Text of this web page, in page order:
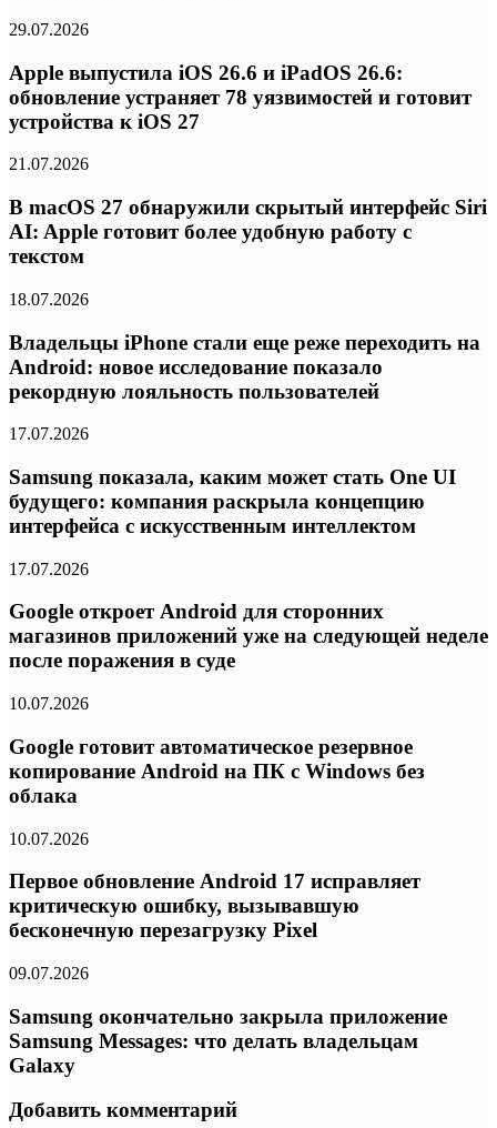
29.07.2026
Apple выпустила iOS 26.6 и iPadOS 26.6:
обновление устраняет 78 уязвимостей и готовит
устройства к iOS 27
21.07.2026
В macOS 27 обнаружили скрытый интерфейс Siri
AI: Apple готовит более удобную работу с
текстом
18.07.2026
Владельцы iPhone стали еще реже переходить на
Android: новое исследование показало
рекордную лояльность пользователей
17.07.2026
Samsung показала, каким может стать One UI
будущего: компания раскрыла концепцию
интерфейса с искусственным интеллектом
17.07.2026
Google откроет Android для сторонних
магазинов приложений уже на следующей неделе
после поражения в суде
10.07.2026
Google готовит автоматическое резервное
копирование Android на ПК с Windows без
облака
10.07.2026
Первое обновление Android 17 исправляет
критическую ошибку, вызывавшую
бесконечную перезагрузку Pixel
09.07.2026
Samsung окончательно закрыла приложение
Samsung Messages: что делать владельцам
Galaxy
Добавить комментарий